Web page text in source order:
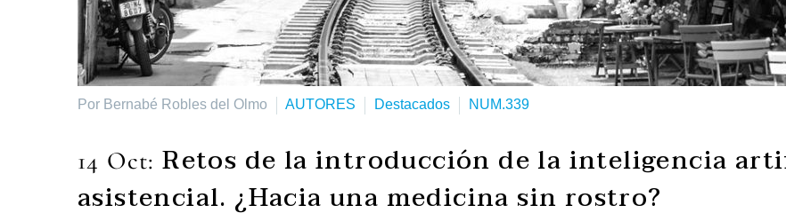
Por Bernabé Robles del Olmo AUTORES Destacados NUM.339
14 Oct:Retos de la introducción de la inteligencia
asistencial. ¿Hacia una medicina sin rostro?